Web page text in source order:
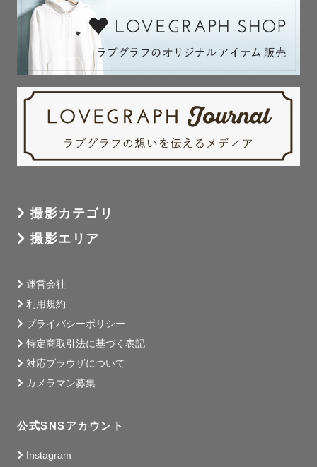
撮影カテゴリ
撮影エリア
運営会社
利用規約
プライバシーポリシー
特定商取引法に基づく表記
対応ブラウザについて
カメラマン募集
公式SNSアカウント
Instagram